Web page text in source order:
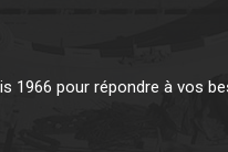
1966 pour répondre à vos